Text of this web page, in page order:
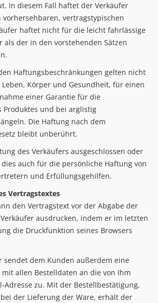
In diesem Fall haftet der Verkäufer
vertragstypischen
haftet nicht für die leicht fahrlässige
als der in den vorstehenden Sätzen
Haftungsbeschränkungen gelten nicht
Körper und Gesundheit, für einen
einer Garantie für die
Produktes und bei arglistig
Die Haftung nach dem
bleibt unberührt.
des Verkäufers ausgeschlossen oder
auch für die persönliche Haftung von
und Erfüllungsgehilfen.
Vertragstextes
den Vertragstext vor der Abgabe der
ausdrucken, indem er im letzten
die Druckfunktion seines Browsers
sendet dem Kunden außerdem eine
allen Bestelldaten an die von Ihm
Adresse zu. Mit der Bestellbestätigung,
der Lieferung der Ware, erhält der